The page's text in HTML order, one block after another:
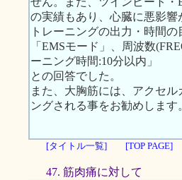
の実績もあり、心臓に悪影
トレーニングの出力・時間の
「EMSモード」、周波数
ーニング時間:10分以内」
との回答でした。
また、大胸筋には、アクセ
ングされる事をお勧めします
[タイトル一覧]
[TOP PAGE]
47. 筋肉痛に対して